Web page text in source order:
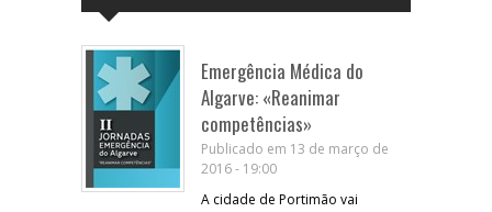
Emergência Médica do
Algarve: «Reanimar
competências»
Publicado em 13 de março de
2016 - 19:00
A cidade de Portimão vai